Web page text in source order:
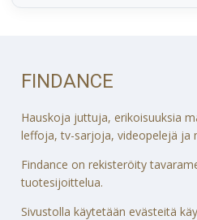
FINDANCE
Hauskoja juttuja, erikoisuuksia
leffoja, tv-sarjoja, videopelejä ja
Findance on rekisteröity
tuotesijoittelua.
Sivustolla käytetään evästeitä